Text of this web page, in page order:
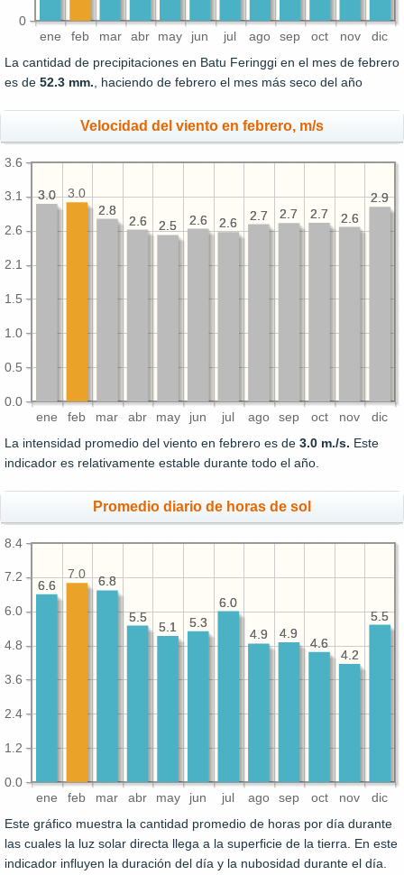
ene feb mar abr may jun jul ago sep oct nov dic
0
La cantidad de precipitaciones en Batu Feringgi en el mes de febrero
es de 52.3 mm. , haciendo de febrero el mes más seco del año
Velocidad del viento en febrero, m/s
ene feb mar abr may jun jul ago sep oct nov dic
0.0
0.5
1.0
1.5
2.1
2.6
3.1
3.6
2.9
2.6
2.7
2.7
2.7
2.6
2.6
2.5
2.6
2.8
3.0
2.9
2.6
2.7
2.7
2.7
2.6
2.6
2.5
2.6
2.8
3.0
3.0
La intensidad promedio del viento en febrero es de 3.0 m./s. Este
indicador es relativamente estable durante todo el año.
Promedio diario de horas de sol
ene feb mar abr may jun jul ago sep oct nov dic
0.0
1.2
2.4
3.6
4.8
6.0
7.2
8.4
5.5
4.2
4.6
4.9
4.9
6.0
5.3
5.1
5.5
6.8
6.6
5.5
4.2
4.6
4.9
4.9
6.0
5.3
5.1
5.5
6.8
7.0
6.6
Este gráfico muestra la cantidad promedio de horas por día durante
las cuales la luz solar directa llega a la superficie de la tierra. En este
indicador influyen la duración del día y la nubosidad durante el día.